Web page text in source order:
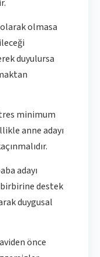
olmasa
duyulursa
minimum
anne adayı
adayı
destek
duygusal
önce